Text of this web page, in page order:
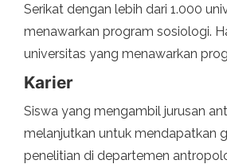
Serikat dengan lebih dari 1.000
menawarkan program sosiologi.
universitas yang menawarkan
Karier
Siswa yang mengambil jurusan
melanjutkan untuk mendapatkan
penelitian di departemen